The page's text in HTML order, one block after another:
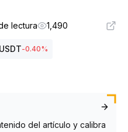
lectura 1,490
-0.40%
del artículo y calibra